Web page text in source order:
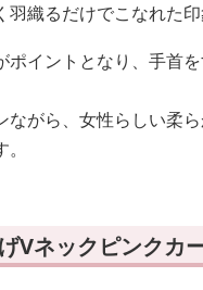
織るだけでこなれた印
ポイントとなり、手首
ながら、女性らしい柔
Vネックピンクカ